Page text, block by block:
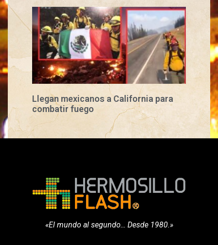
Llegan mexicanos a California para
combatir fuego
«El mundo al segundo… Desde 1980.»